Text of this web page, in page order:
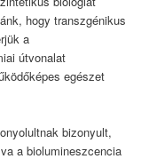
hogy transzgénikus
a
útvonalat
egészet
bizonyult,
a biolumineszcencia